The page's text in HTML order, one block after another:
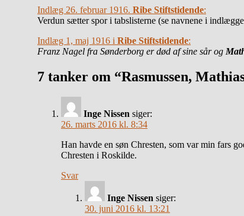
Indlæg 26. februar 1916. Ribe Stiftstidende:
Verdun sætter spor i tabslisterne (se navnene i
Indlæg 1, maj 1916 i Ribe Stiftstidende:
Franz Nagel fra Sønderborg er død af sine sår og
7 tanker om “Rasmussen,
Inge Nissen siger:
26. marts 2016 kl. 8:34
Han havde en søn Chresten, som var min fars
Chresten i Roskilde.
Svar
Inge Nissen siger:
30. juni 2016 kl. 13:21